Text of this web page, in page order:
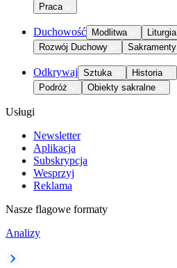
Praca
Duchowość Modlitwa Liturgia
Rozwój Duchowy
Sakramenty
Odkrywaj Sztuka Historia
Podróż
Obiekty sakralne
Usługi
Newsletter
Aplikacja
Subskrypcja
Wesprzyj
Reklama
Nasze flagowe formaty
Analizy